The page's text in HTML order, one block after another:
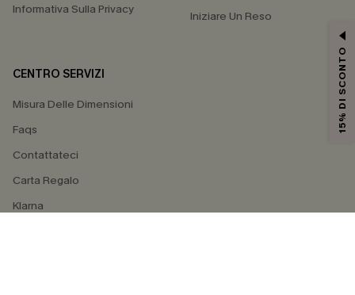
Informativa Sulla Privacy
Iniziare Un Reso
CENTRO SERVIZI
Misura Delle Dimensioni
Faqs
Contattateci
Carta Regalo
Klarna
15% DI SCONTO